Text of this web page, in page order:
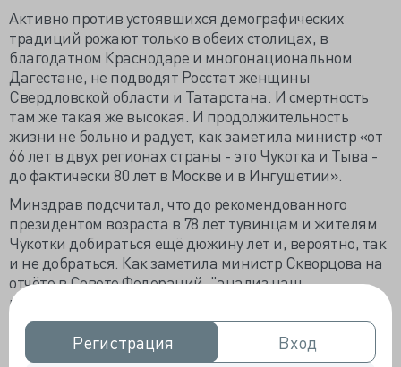
Регистрация
Регистрация Вход
Вход
Активно против устоявшихся демографических
традиций рожают только в обеих столицах, в
благодатном Краснодаре и многонациональном
Дагестане, не подводят Росстат женщины
Свердловской области и Татарстана. И смертность
там же такая же высокая. И продолжительность
жизни не больно и радует, как заметила министр «от
66 лет в двух регионах страны - это Чукотка и Тыва -
до фактически 80 лет в Москве и в Ингушетии».
Минздрав подсчитал, что до рекомендованного
президентом возраста в 78 лет тувинцам и жителям
Чукотки добираться ещё дюжину лет и, вероятно, так
и не добраться. Как заметила министр Скворцова на
отчёте в Совете Федераций, "анализ наш,
проведенный вместе с экспертами, свидетельствует,
что у мужчин трудоспособного возраста 70 процентов
смертности ассоциировано либо с острым приемом
алкоголя, либо с накоплением этого алкогольного